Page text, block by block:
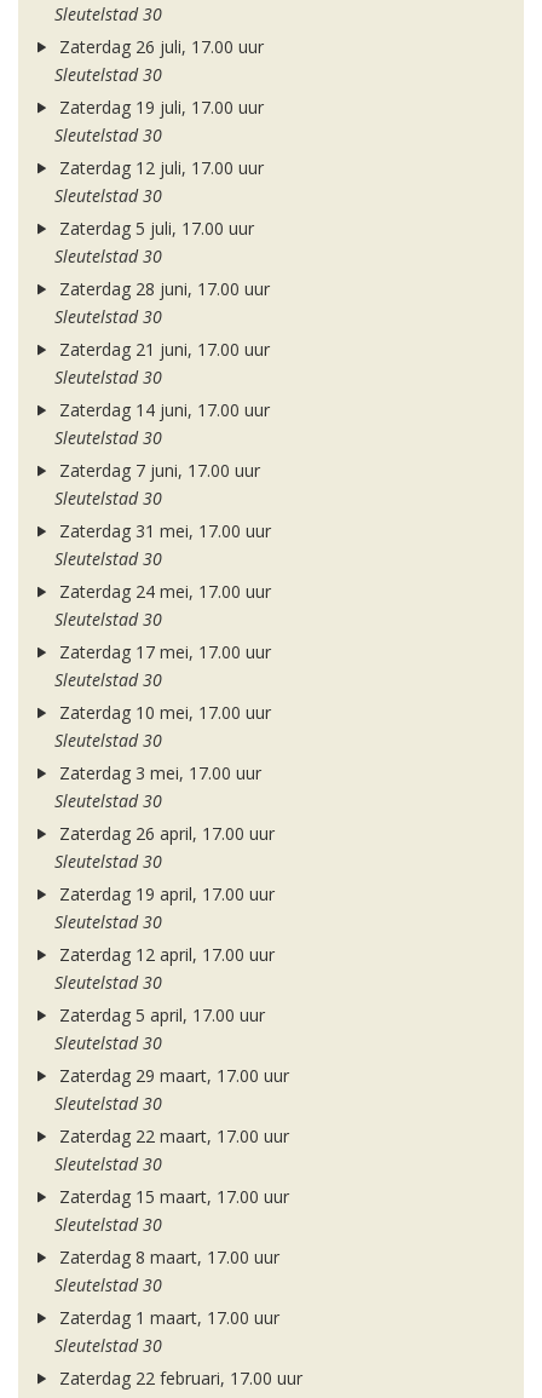
Sleutelstad 30
Zaterdag 26 juli, 17.00 uur
Sleutelstad 30
Zaterdag 19 juli, 17.00 uur
Sleutelstad 30
Zaterdag 12 juli, 17.00 uur
Sleutelstad 30
Zaterdag 5 juli, 17.00 uur
Sleutelstad 30
Zaterdag 28 juni, 17.00 uur
Sleutelstad 30
Zaterdag 21 juni, 17.00 uur
Sleutelstad 30
Zaterdag 14 juni, 17.00 uur
Sleutelstad 30
Zaterdag 7 juni, 17.00 uur
Sleutelstad 30
Zaterdag 31 mei, 17.00 uur
Sleutelstad 30
Zaterdag 24 mei, 17.00 uur
Sleutelstad 30
Zaterdag 17 mei, 17.00 uur
Sleutelstad 30
Zaterdag 10 mei, 17.00 uur
Sleutelstad 30
Zaterdag 3 mei, 17.00 uur
Sleutelstad 30
Zaterdag 26 april, 17.00 uur
Sleutelstad 30
Zaterdag 19 april, 17.00 uur
Sleutelstad 30
Zaterdag 12 april, 17.00 uur
Sleutelstad 30
Zaterdag 5 april, 17.00 uur
Sleutelstad 30
Zaterdag 29 maart, 17.00 uur
Sleutelstad 30
Zaterdag 22 maart, 17.00 uur
Sleutelstad 30
Zaterdag 15 maart, 17.00 uur
Sleutelstad 30
Zaterdag 8 maart, 17.00 uur
Sleutelstad 30
Zaterdag 1 maart, 17.00 uur
Sleutelstad 30
Zaterdag 22 februari, 17.00 uur